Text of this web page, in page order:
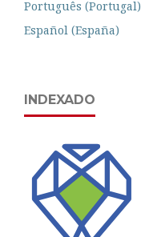
Português (Portugal)
Español (España)
INDEXADO